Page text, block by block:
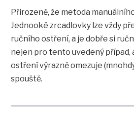
Přirozeně, že metoda
Jednooké zrcadlovky lze vždy
ručního ostření, a je dobře si
nejen pro tento uvedený případ,
ostření výrazně omezuje
spouště.